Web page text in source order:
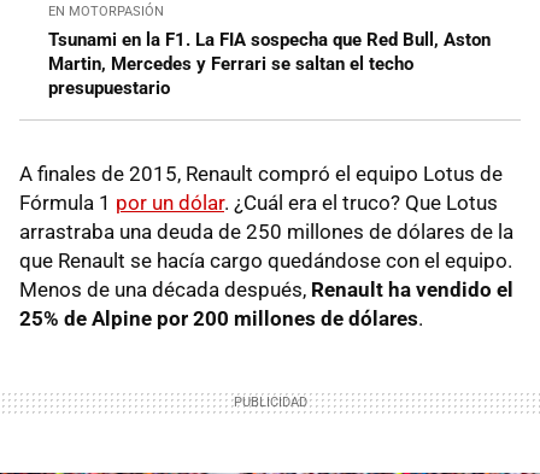
EN MOTORPASIÓN
Tsunami en la F1. La FIA sospecha que Red Bull, Aston
Martin, Mercedes y Ferrari se saltan el techo
presupuestario
A finales de 2015, Renault compró el equipo Lotus de
Fórmula 1 por un dólar. ¿Cuál era el truco? Que Lotus
arrastraba una deuda de 250 millones de dólares de la
que Renault se hacía cargo quedándose con el equipo.
Menos de una década después, Renault ha vendido el
25% de Alpine por 200 millones de dólares.